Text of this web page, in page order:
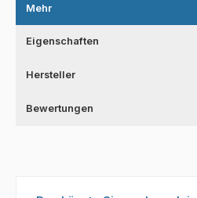
Mehr
Eigenschaften
Hersteller
Bewertungen